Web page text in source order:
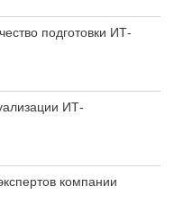
подготовки ИТ-
ИТ-
компании